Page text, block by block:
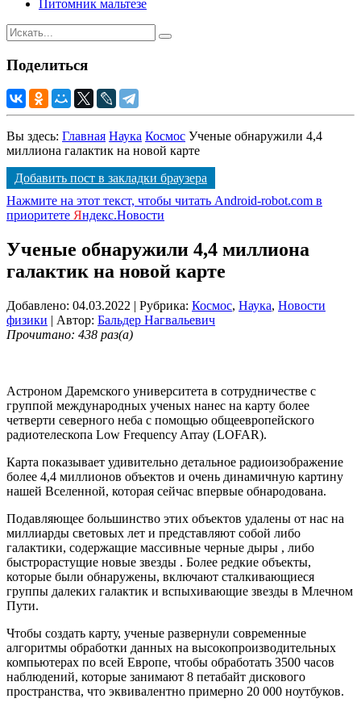
Питомник мальтезе
Поделиться
Вы здесь: Главная Наука Космос Ученые обнаружили 4,4
миллиона галактик на новой карте
Добавить пост в закладки браузера
Нажмите на этот текст, чтобы читать Android-robot.com в
приоритете Яндекс.Новости
Ученые обнаружили 4,4 миллиона
галактик на новой карте
Добавлено: 04.03.2022 | Рубрика: Космос, Наука, Новости
физики | Автор: Бальдер Нагвальевич
Прочитано: 438 раз(а)
Астроном Даремского университета в сотрудничестве с
группой международных ученых нанес на карту более
четверти северного неба с помощью общеевропейского
радиотелескопа Low Frequency Array (LOFAR).
Карта показывает удивительно детальное радиоизображение
более 4,4 миллионов объектов и очень динамичную картину
нашей Вселенной, которая сейчас впервые обнародована.
Подавляющее большинство этих объектов удалены от нас на
миллиарды световых лет и представляют собой либо
галактики, содержащие массивные черные дыры , либо
быстрорастущие новые звезды . Более редкие объекты,
которые были обнаружены, включают сталкивающиеся
группы далеких галактик и вспыхивающие звезды в Млечном
Пути.
Чтобы создать карту, ученые развернули современные
алгоритмы обработки данных на высокопроизводительных
компьютерах по всей Европе, чтобы обработать 3500 часов
наблюдений, которые занимают 8 петабайт дискового
пространства, что эквивалентно примерно 20 000 ноутбуков.